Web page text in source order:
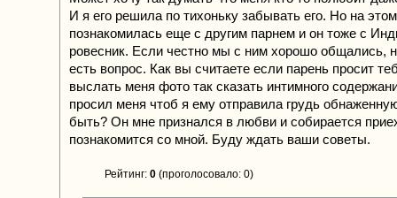
И я его решила по тихоньку забывать его. Но на
познакомилась еще с другим парнем и он тоже с
ровесник. Если честно мы с ним хорошо общались,
есть вопрос. Как вы считаете если парень просит
выслать меня фото так сказать интимного
просил меня чтоб я ему отправила грудь
быть? Он мне признался в любви и собирается
познакомится со мной. Буду ждать ваши советы.
Рейтинг: 0 (проголосовало: 0)